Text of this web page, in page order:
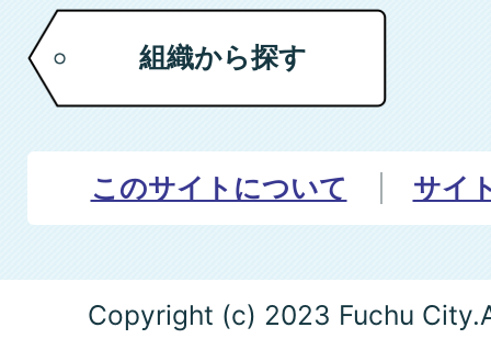
組織から探す
このサイトについて サイ
Copyright (c) 2023 Fuchu